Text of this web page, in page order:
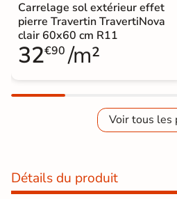
Carrelage sol extérieur effet
pierre Travertin TravertiNova
clair 60x60 cm R11
32€90 /m²
Voir tous les
Détails du produit